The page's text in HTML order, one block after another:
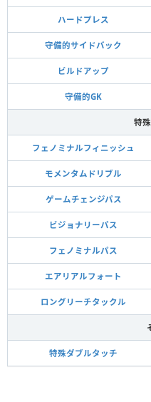
ハードプレス
守備的サイドバック
ビルドアップ
守備的GK
特
フェノミナルフィニッシュ
モメンタムドリブル
ゲームチェンジパス
ビジョナリーパス
フェノミナルパス
エアリアルフォート
ロングリーチタックル
特殊ダブルタッチ